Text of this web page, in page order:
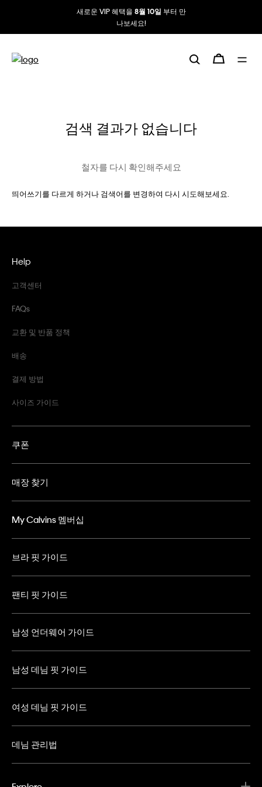
새로운 VIP 혜택을 8월 10일 부터 만
나보세요!
검색 결과가 없습니다
철자를 다시 확인해주세요
띄어쓰기를 다르게 하거나 검색어를 변경하여 다시 시도해보세요.
Help
고객센터
FAQs
교환 및 반품 정책
배송
결제 방법
사이즈 가이드
쿠폰
매장 찾기
My Calvins 멤버십
브라 핏 가이드
팬티 핏 가이드
남성 언더웨어 가이드
남성 데님 핏 가이드
여성 데님 핏 가이드
데님 관리법